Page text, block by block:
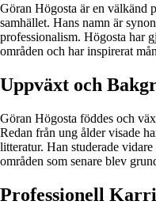
Göran Högosta är en välkänd
samhället. Hans namn är
professionalism. Högosta har
områden och har inspirerat
Uppväxt och
Göran Högosta föddes och
Redan från ung ålder visade
litteratur. Han studerade
områden som senare blev
Professionell